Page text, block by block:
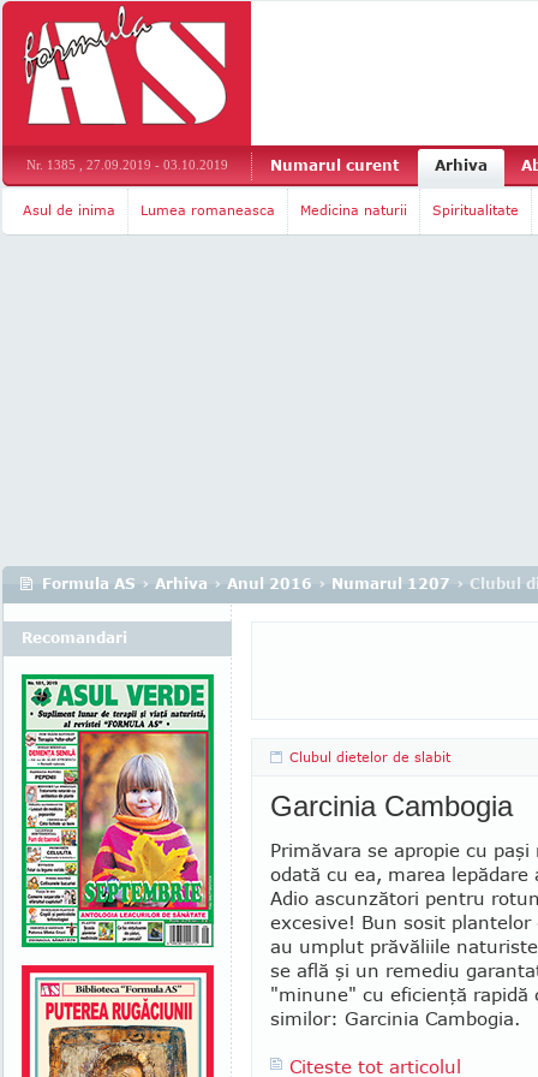
Nr. 1385 , 27.09.2019 - 03.10.2019 Numarul curent Arhiva
Asul de inima Lumea romaneasca Medicina naturii Spiritualitate
Formula AS › Arhiva › Anul 2016 › Numarul 1207 › Clubul
Clubul dietelor de slabit
Garcinia Cambogia
Primăvara se apropie cu paşi
odată cu ea, marea le­pă­dare
Adio ascunzători pentru
excesive! Bun sosit plantelor
au umplut pră­văliile
se află şi un remediu
"minune" cu eficienţă
similor: Garcinia Cam­bo­gia.
Citeste tot articolul
Recomandari